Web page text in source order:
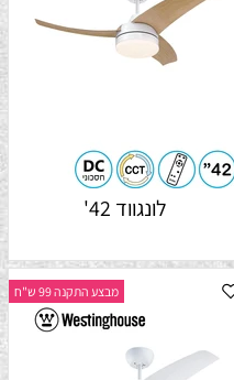
לונגווד 42'
מבצע התקנה 99 ש"ח